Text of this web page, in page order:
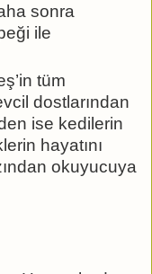
sonra
ile
tüm
dostlarından
ise kedilerin
hayatını
okuyucuya